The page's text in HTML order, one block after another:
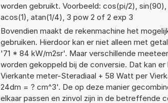
worden gebruikt. Voorbeeld: cos(pi/2),
acos(1), atan(1/4), 3 pow 2 of 2 exp 3
Bovendien maakt de rekenmachine het
gebruiken. Hierdoor kan er niet alleen met
'71 * 84 kW/m2sr'. Maar verschillende
worden gekoppeld bij de conversie. Dat kan
Vierkante meter-Steradiaal + 58 Watt per
24dm = ? cm^3'. De op deze manier
elkaar passen en zinvol zijn in de betreffende